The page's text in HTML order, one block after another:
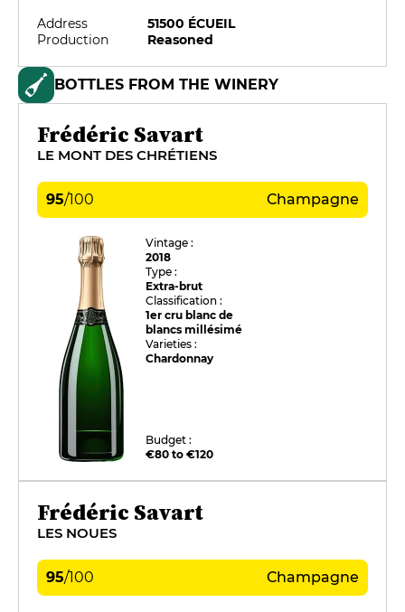
Address
51500 ÉCUEIL
Production
Reasoned
BOTTLES FROM THE WINERY
Frédéric Savart
LE MONT DES CHRÉTIENS
95/100 Champagne
Vintage :
2018
Type :
Extra-brut
Classification :
1er cru blanc de
blancs millésimé
Varieties :
Chardonnay
Budget :
€80 to €120
Frédéric Savart
LES NOUES
95/100 Champagne